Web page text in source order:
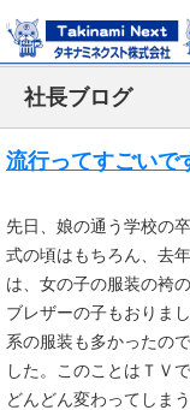
社長ブログ
流行ってすごいで
先日、娘の通う学校の
式の頃はもちろん、去
は、女の子の服装の袴
ブレザーの子もおりま
系の服装も多かったの
した。このことはＴＶ
どんどん変わってしま